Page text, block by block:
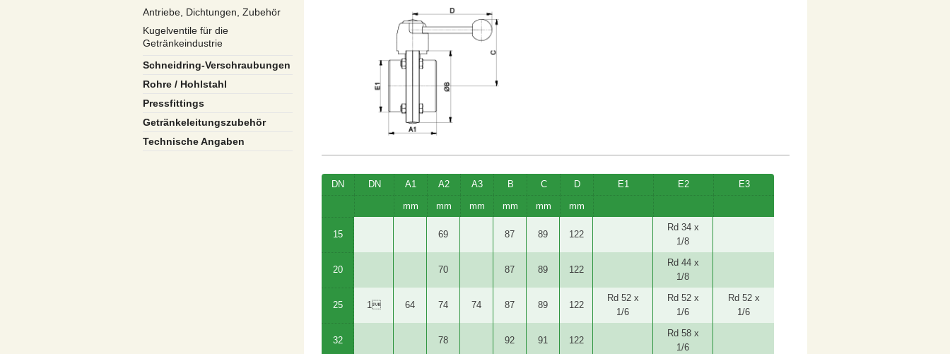
Antriebe, Dichtungen, Zubehör
Kugelventile für die
Getränkeindustrie
Schneidring-Verschraubungen
Rohre / Hohlstahl
Pressfittings
Getränkeleitungszubehör
Technische Angaben
DN DN A1 A2 A3 B C D E1 E2 E3
mm mm mm mm mm mm
15 69 87 89 122
Rd 34 x
1/8
20 70 87 89 122
Rd 44 x
1/8
25 1 64 74 74 87 89 122
Rd 52 x
1/6
Rd 52 x
1/6
Rd 52 x
1/6
32 78 92 91 122
Rd 58 x
1/6